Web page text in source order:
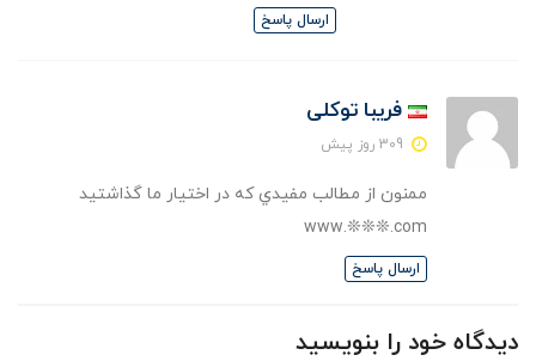
ارسال پاسخ
فریبا توکلی
ممنون از مطالب مفيدي که در اختيار ما گذاشتيد
www.❊❊❊.com
ارسال پاسخ
دیدگاه خود را بنویسید